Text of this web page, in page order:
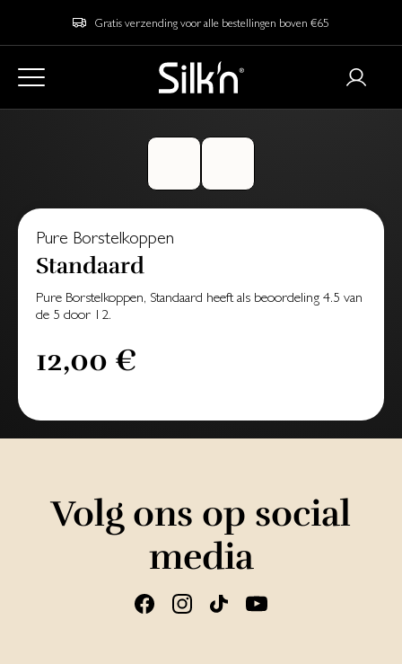
Gratis verzending voor alle bestellingen boven €65
Pure Borstelkoppen
Standaard
Pure Borstelkoppen, Standaard heeft als beoordeling 4.5 van
de 5 door 12.
12,00 €
Volg ons op social
media